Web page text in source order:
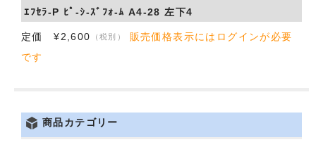
ｴﾌｾﾗ-P ﾋﾟ-ｼ-ｽﾞﾌｫ-ﾑ A4-28 左下4
定価 ¥2,600 （税別）
販売価格表示にはログインが必要
です
商品カテゴリー